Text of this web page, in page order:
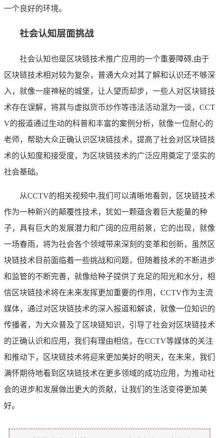
一个良好的环境。
社会认知层面挑战
社会认知也是区块链技术推广应用的一个重要障碍,由于
区块链技术相对较为复杂，普通大众对其了解和认识还不够深
入，就像一座神秘的城堡，让人望而却步，一些人对区块链技
术存在误解，将其与虚拟货币炒作等违法活动混为一谈，CCT
V的报道通过生动的科普和丰富的案例分析，就像一位耐心的
老师，帮助大众正确认识区块链技术，提高了社会对区块链技
术的认知度和接受度，为区块链技术的广泛应用奠定了坚实的
社会基础。
从CCTV的相关视频中,我们可以清晰地看到，区块链技术
作为一种新兴的颠覆性技术，犹如一颗蕴含着巨大能量的种
子，具有巨大的发展潜力和广阔的应用前景，它的出现，就像
一场春雨，将为社会各个领域带来深刻的变革和创新，虽然区
块链技术目前面临着一些挑战和问题，但随着技术的不断进步
和监管的不断完善，就像给种子提供了充足的阳光和水分，相
信区块链技术将在未来发挥更加重要的作用，CCTV作为主流
媒体，通过对区块链技术的深入报道和解读，就像一位知识的
传播者，为大众普及了区块链知识，引导了社会对区块链技术
的正确认识和应用，我们有理由相信，在CCTV等媒体的关注
和推动下，区块链技术将迎来更加美好的明天，在未来，我们
满怀期待地看到区块链技术在更多领域的成功应用，为推动社
会的进步和发展做出更大的贡献，让我们的生活变得更加美
好。